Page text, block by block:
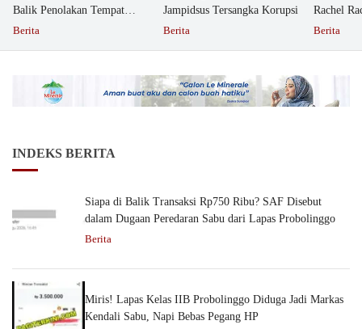
Balik Penolakan Tempat
Ibadah GKJW Bangil
Berita
Jampidsus Tersangka Korupsi
Berita
Rachel
Berita
INDEKS BERITA
Siapa di Balik Transaksi Rp750 Ribu? SAF Disebut
dalam Dugaan Peredaran Sabu dari Lapas Probolinggo
Berita
Miris! Lapas Kelas IIB Probolinggo Diduga Jadi Markas
Kendali Sabu, Napi Bebas Pegang HP